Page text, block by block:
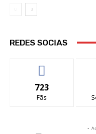
REDES SOCIAS
723
Fãs
-